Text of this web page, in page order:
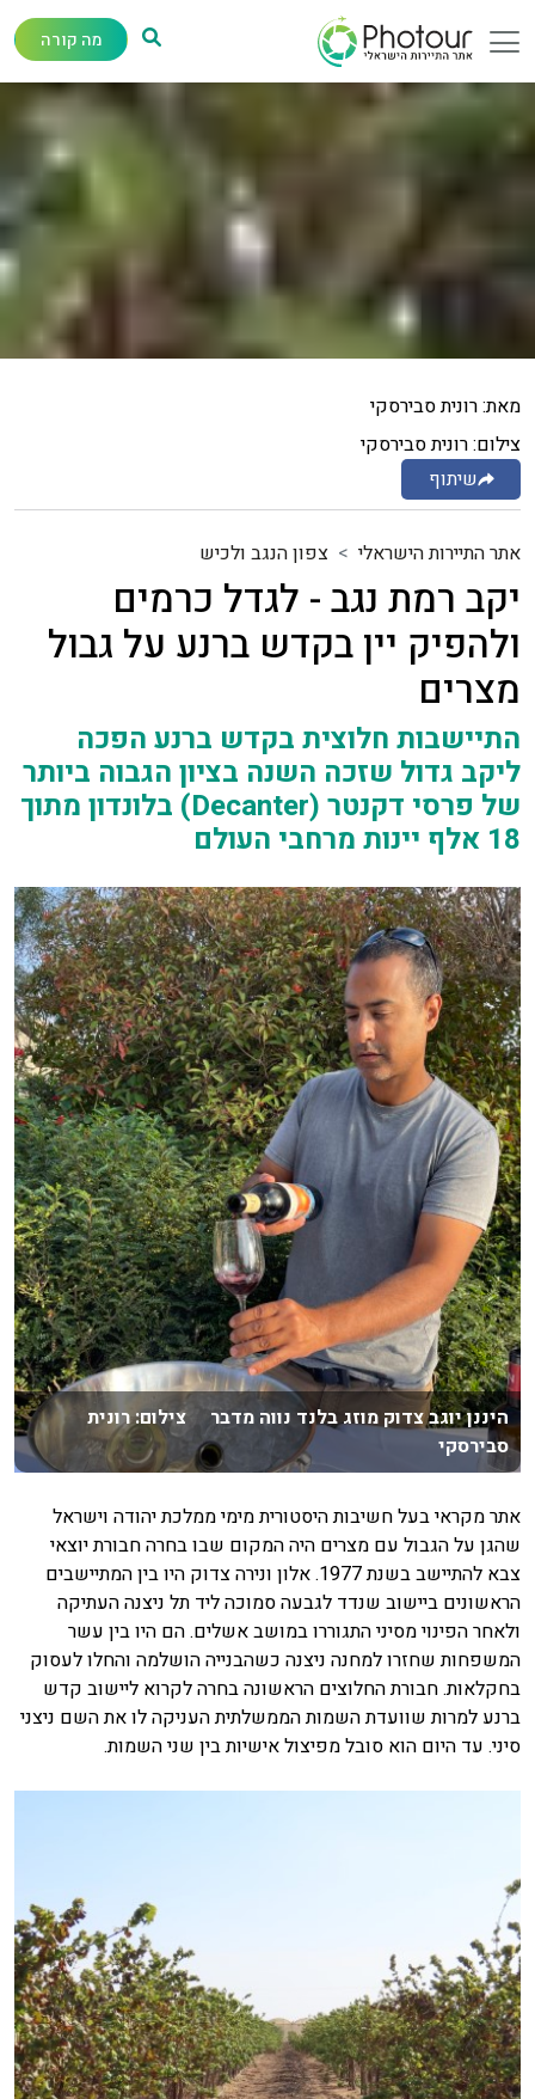
מה קורה
מאת: רונית סבירסקי
צילום: רונית סבירסקי
שיתוף
אתר התיירות הישראלי צפון הנגב ולכיש
יקב רמת נגב - לגדל כרמים
ולהפיק יין בקדש ברנע על גבול
מצרים
התיישבות חלוצית בקדש ברנע הפכה
ליקב גדול שזכה השנה בציון הגבוה ביותר
של פרסי דקנטר (Decanter) בלונדון מתוך
18 אלף יינות מרחבי העולם
היננן יוגב צדוק מוזג בלנד נווה מדבר צילום: רונית
סבירסקי
אתר מקראי בעל חשיבות היסטורית מימי ממלכת יהודה וישראל
שהגן על הגבול עם מצרים היה המקום שבו בחרה חבורת יוצאי
צבא להתיישב בשנת 1977. אלון ונירה צדוק היו בין המתיישבים
הראשונים ביישוב שנדד לגבעה סמוכה ליד תל ניצנה העתיקה
ולאחר הפינוי מסיני התגוררו במושב אשלים. הם היו בין עשר
המשפחות שחזרו למחנה ניצנה כשהבנייה הושלמה והחלו לעסוק
בחקלאות. חבורת החלוצים הראשונה בחרה לקרוא ליישוב קדש
ברנע למרות שוועדת השמות הממשלתית העניקה לו את השם ניצני
סיני. עד היום הוא סובל מפיצול אישיות בין שני השמות.